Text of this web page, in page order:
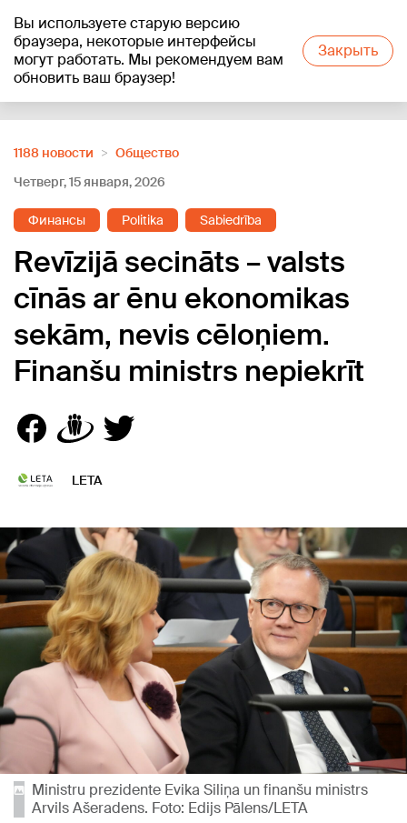
Вы используете старую версию
браузера, некоторые интерфейсы
могут работать. Мы рекомендуем вам
обновить ваш браузер!
Закрыть
+18°C
1188 новости
Oбщество
Четверг, 15 января, 2026
Финансы Politika Sabiedrība
Revīzijā secināts – valsts
cīnās ar ēnu ekonomikas
sekām, nevis cēloņiem.
Finanšu ministrs nepiekrīt
LETA
Ministru prezidente Evika Siliņa un finanšu ministrs
Arvils Ašeradens. Foto: Edijs Pālens/LETA